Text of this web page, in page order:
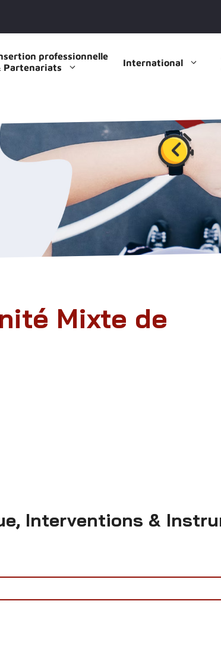
professionnelle
Partenariats
International
Mixte de
Interventions &